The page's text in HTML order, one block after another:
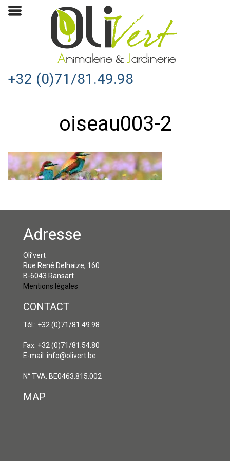
+32 (0)71/81.49.98
oiseau003-2
Adresse
Oli’vert
Rue René Delhaize, 160
B-6043 Ransart
Mentions légales
CONTACT
Tél.: +32 (0)71/81.49.98
Fax: +32 (0)71/81.54.80
E-mail: info@olivert.be
N° TVA: BE0463.815.002
MAP